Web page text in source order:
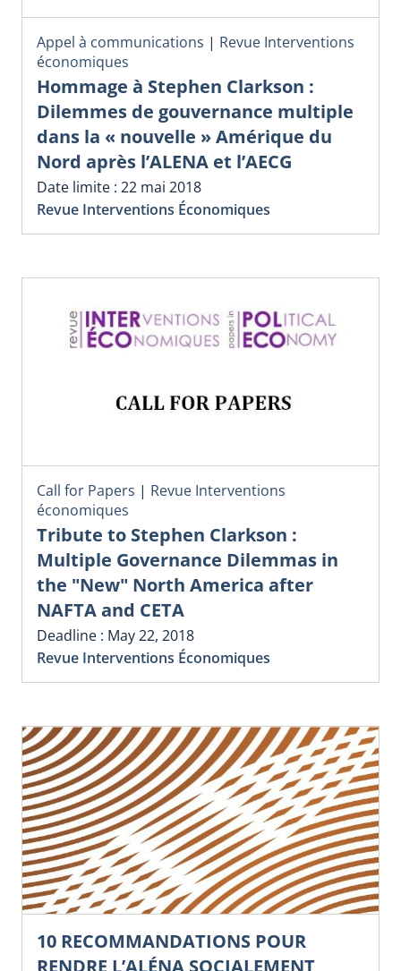
Appel à communications | Revue Interventions
économiques
Hommage à Stephen Clarkson :
Dilemmes de gouvernance multiple
dans la « nouvelle » Amérique du
Nord après l’ALENA et l’AECG
Date limite : 22 mai 2018
Revue Interventions Économiques
Call for Papers | Revue Interventions
économiques
Tribute to Stephen Clarkson :
Multiple Governance Dilemmas in
the "New" North America after
NAFTA and CETA
Deadline : May 22, 2018
Revue Interventions Économiques
10 RECOMMANDATIONS POUR